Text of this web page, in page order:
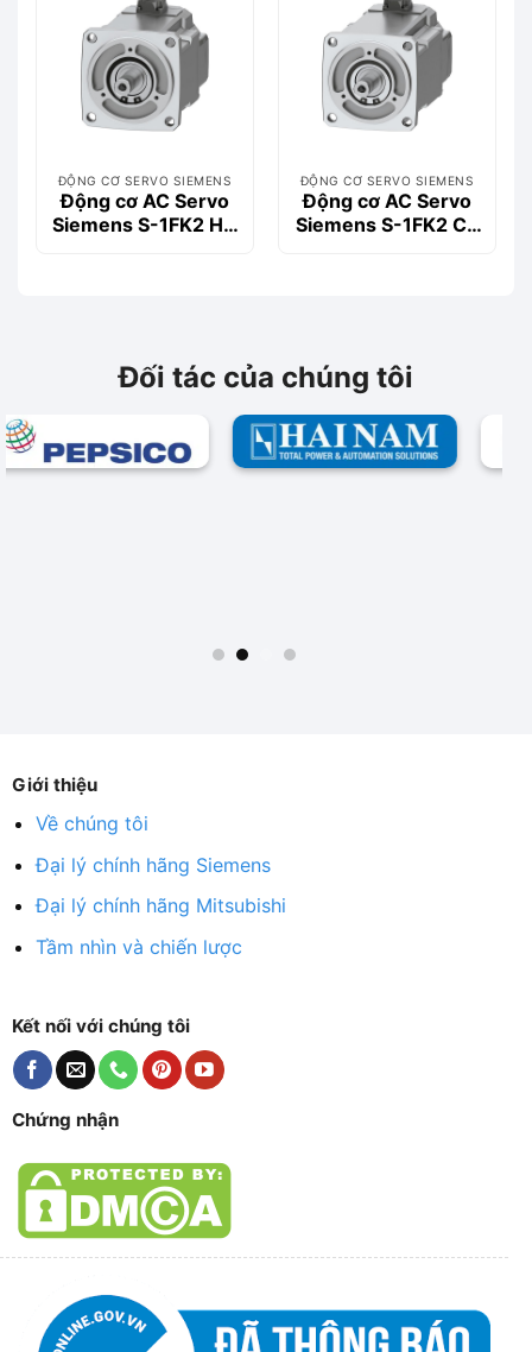
ĐỘNG CƠ SERVO SIEMENS
Động cơ AC Servo
Siemens S-1FK2 HD
ĐỘNG CƠ SERVO SIEMENS
Động cơ AC Servo
Siemens S-1FK2 CT
Đối tác của chúng tôi
Giới thiệu
Về chúng tôi
Đại lý chính hãng Siemens
Đại lý chính hãng Mitsubishi
Tầm nhìn và chiến lược
Kết nối với chúng tôi
Chứng nhận